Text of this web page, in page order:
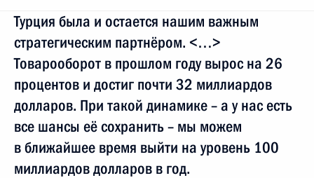
Турция была и остается нашим важным
стратегическим партнёром. <…>
Товарооборот в прошлом году вырос на 26
процентов и достиг почти 32 миллиардов
долларов. При такой динамике – а у нас есть
все шансы её сохранить – мы можем
в ближайшее время выйти на уровень 100
миллиардов долларов в год.